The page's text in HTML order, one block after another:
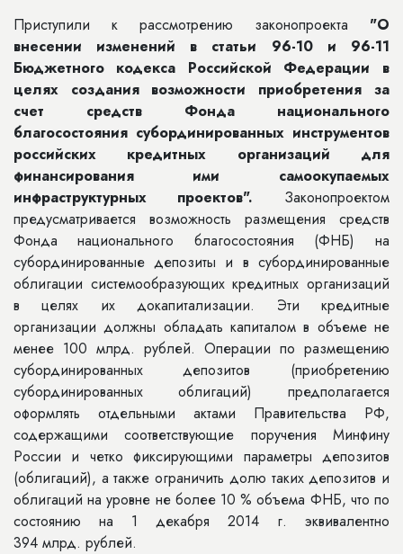
Приступили к рассмотрению законопроекта "О
внесении изменений в статьи 96-10 и 96-11
Бюджетного кодекса Российской Федерации в
целях создания возможности приобретения за
счет средств Фонда национального
благосостояния субординированных инструментов
российских кредитных организаций для
финансирования ими самоокупаемых
инфраструктурных проектов". Законопроектом
предусматривается возможность размещения средств
Фонда национального благосостояния (ФНБ) на
субординированные депозиты и в субординированные
облигации системообразующих кредитных организаций
в целях их докапитализации. Эти кредитные
организации должны обладать капиталом в объеме не
менее 100 млрд. рублей. Операции по размещению
субординированных депозитов (приобретению
субординированных облигаций) предполагается
оформлять отдельными актами Правительства РФ,
содержащими соответствующие поручения Минфину
России и четко фиксирующими параметры депозитов
(облигаций), а также ограничить долю таких депозитов и
облигаций на уровне не более 10 % объема ФНБ, что по
состоянию на 1 декабря 2014 г. эквивалентно
394 млрд. рублей.